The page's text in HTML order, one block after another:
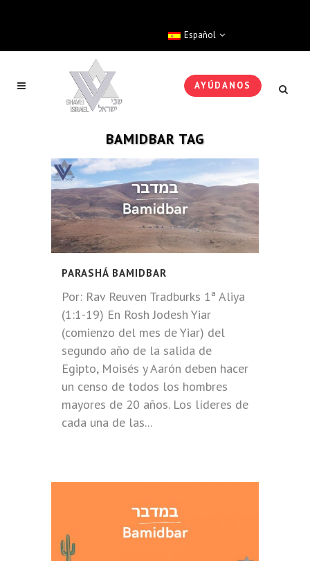
Español
AYÚDANOS
BAMIDBAR TAG
PARASHÁ BAMIDBAR
Por: Rav Reuven Tradburks 1ª Aliya
(1:1-19) En Rosh Jodesh Yiar
(comienzo del mes de Yiar) del
segundo año de la salida de
Egipto, Moisés y Aarón deben hacer
un censo de todos los hombres
mayores de 20 años. Los líderes de
cada una de las...